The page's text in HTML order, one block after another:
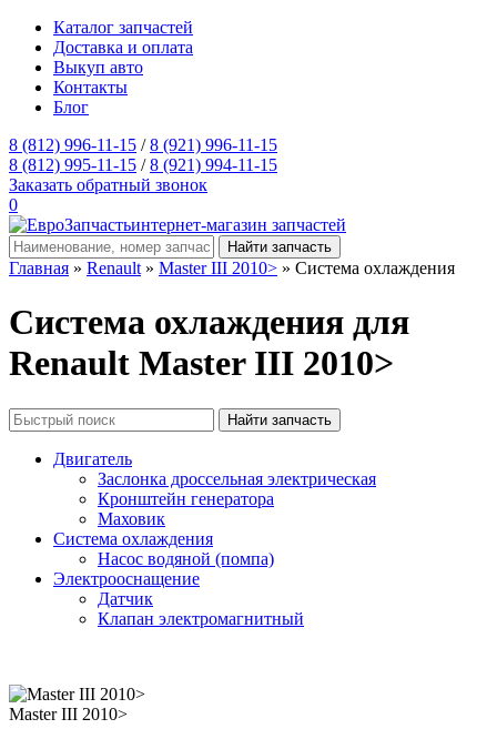
Каталог запчастей
Доставка и оплата
Выкуп авто
Контакты
Блог
8 (812) 996-11-15 /8 (921) 996-11-15
8 (812) 995-11-15 /8 (921) 994-11-15
Заказать обратный звонок
0
интернет-магазин запчастей
Главная » Renault » Master III 2010> » Система охлаждения
Система охлаждения для
Renault Master III 2010>
Двигатель
Заслонка дроссельная электрическая
Кронштейн генератора
Маховик
Система охлаждения
Насос водяной (помпа)
Электрооснащение
Датчик
Клапан электромагнитный
Master III 2010>